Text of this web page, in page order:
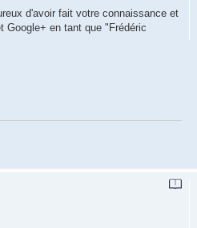
d'avoir fait votre connaissance et
Google+ en tant que "Frédéric